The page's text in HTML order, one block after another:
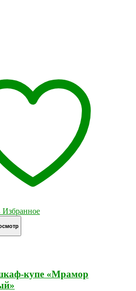
Избранное
купе «Мрамор